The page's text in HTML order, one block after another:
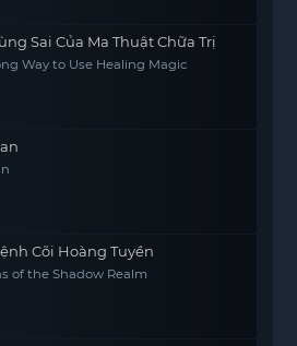
Sai Của Ma Thuật Chữa Trị
Way to Use Healing Magic
Cõi Hoàng Tuyền
of the Shadow Realm